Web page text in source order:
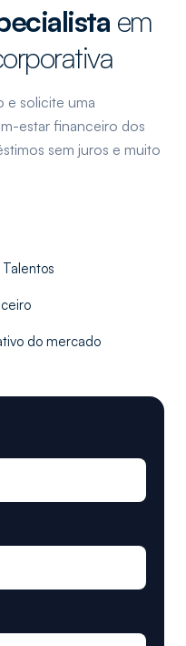
em
e solicite uma
estar financeiro dos
sem juros e muito
do mercado